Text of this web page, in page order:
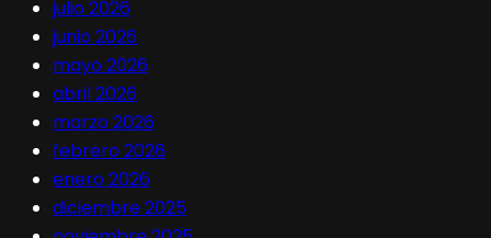
julio 2026
junio 2026
mayo 2026
abril 2026
marzo 2026
febrero 2026
enero 2026
diciembre 2025